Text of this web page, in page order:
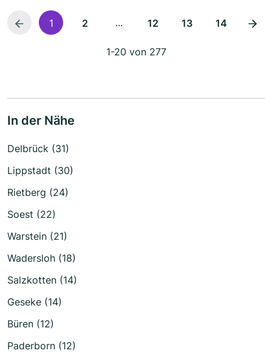
1 2 ... 12 13 14
1-20 von 277
In der Nähe
Delbrück (31)
Lippstadt (30)
Rietberg (24)
Soest (22)
Warstein (21)
Wadersloh (18)
Salzkotten (14)
Geseke (14)
Büren (12)
Paderborn (12)